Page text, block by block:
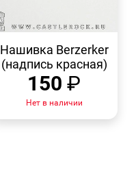
ПРОСМОТР
Нашивка Berzerker
(надпись красная)
150 ₽
Нет в наличии